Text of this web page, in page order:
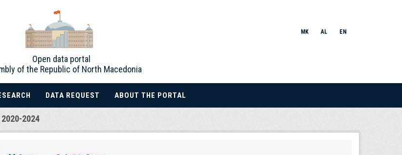
Open data portal
of the Republic of North Macedonia
MK AL EN
DATA REQUEST ABOUT THE PORTAL
2024